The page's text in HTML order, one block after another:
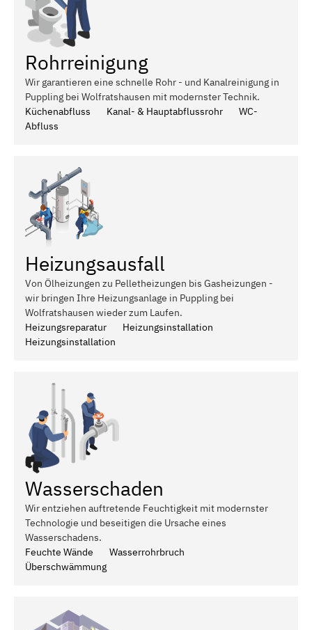
Rohrreinigung
Wir garantieren eine schnelle Rohr - und Kanalreinigung in
Puppling bei Wolfratshausen mit modernster Technik.
Küchenabfluss
Kanal- & Hauptabflussrohr
WC-
Abfluss
Heizungsausfall
Von Ölheizungen zu Pelletheizungen bis Gasheizungen -
wir bringen Ihre Heizungsanlage in Puppling bei
Wolfratshausen wieder zum Laufen.
Heizungsreparatur
Heizungsinstallation
Heizungsinstallation
Wasserschaden
Wir entziehen auftretende Feuchtigkeit mit modernster
Technologie und beseitigen die Ursache eines
Wasserschadens.
Feuchte Wände
Wasserrohrbruch
Überschwämmung